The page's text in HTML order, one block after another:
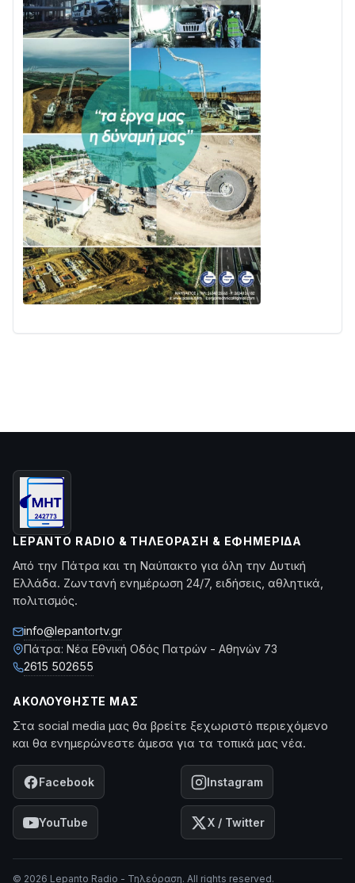
LEPANTO RADIO & ΤΗΛΕΌΡΑΣΗ & ΕΦΗΜΕΡΊΔΑ
Από την Πάτρα και τη Ναύπακτο για όλη την Δυτική
Ελλάδα. Ζωντανή ενημέρωση 24/7, ειδήσεις, αθλητικά,
πολιτισμός.
info@lepantortv.gr
Πάτρα: Νέα Εθνική Οδός Πατρών - Αθηνών 73
2615 502655
ΑΚΟΛΟΥΘΉΣΤΕ ΜΑΣ
Στα social media μας θα βρείτε ξεχωριστό περιεχόμενο
και θα ενημερώνεστε άμεσα για τα τοπικά μας νέα.
Facebook Instagram
YouTube X / Twitter
© 2026 Lepanto Radio - Τηλεόραση. All rights reserved.